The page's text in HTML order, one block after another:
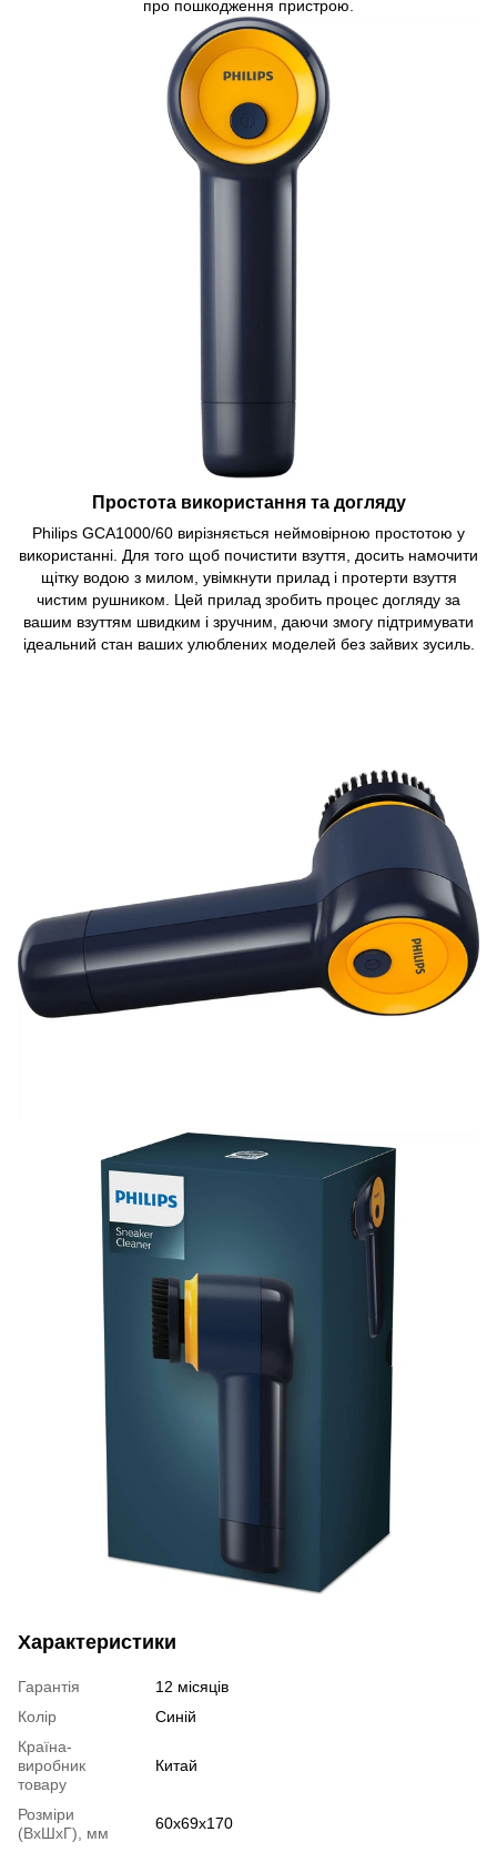
про пошкодження пристрою.
Простота використання та догляду
Philips GCA1000/60 вирізняється неймовірною простотою у
використанні. Для того щоб почистити взуття, досить намочити
щітку водою з милом, увімкнути прилад і протерти взуття
чистим рушником. Цей прилад зробить процес догляду за
вашим взуттям швидким і зручним, даючи змогу підтримувати
ідеальний стан ваших улюблених моделей без зайвих зусиль.
Характеристики
Гарантія
12 місяців
Колір
Синій
Країна-
виробник
товару
Китай
Розміри
(ВхШхГ), мм
60х69х170